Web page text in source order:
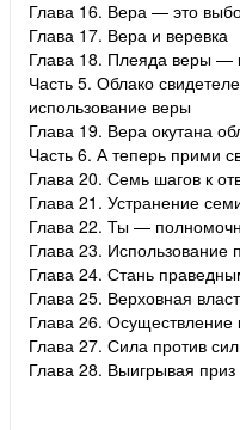
Глава 16. Вера — это
Глава 17. Вера и веревка
Глава 18. Плеяда веры —
Часть 5. Облако
использование веры
Глава 19. Вера окутана
Часть 6. А теперь прими
Глава 20. Семь шагов к
Глава 21. Устранение
Глава 22. Ты —
Глава 23. Использование
Глава 24. Стань
Глава 25. Верховная
Глава 26. Осуществление
Глава 27. Сила против
Глава 28. Выигрывая приз